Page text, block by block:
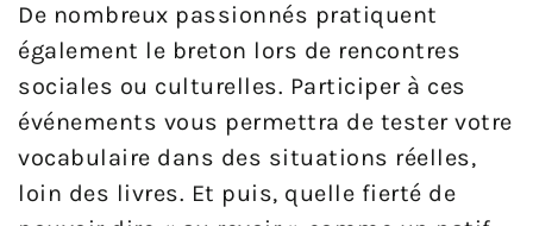
De nombreux passionnés pratiquent
également le breton lors de rencontres
sociales ou culturelles. Participer à ces
événements vous permettra de tester votre
vocabulaire dans des situations réelles,
loin des livres. Et puis, quelle fierté de